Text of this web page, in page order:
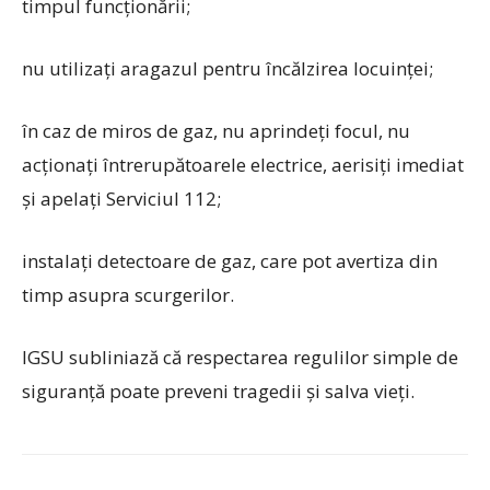
timpul funcționării;
nu utilizați aragazul pentru încălzirea locuinței;
în caz de miros de gaz, nu aprindeți focul, nu
acționați întrerupătoarele electrice, aerisiți imediat
și apelați Serviciul 112;
instalați detectoare de gaz, care pot avertiza din
timp asupra scurgerilor.
IGSU subliniază că respectarea regulilor simple de
siguranță poate preveni tragedii și salva vieți.